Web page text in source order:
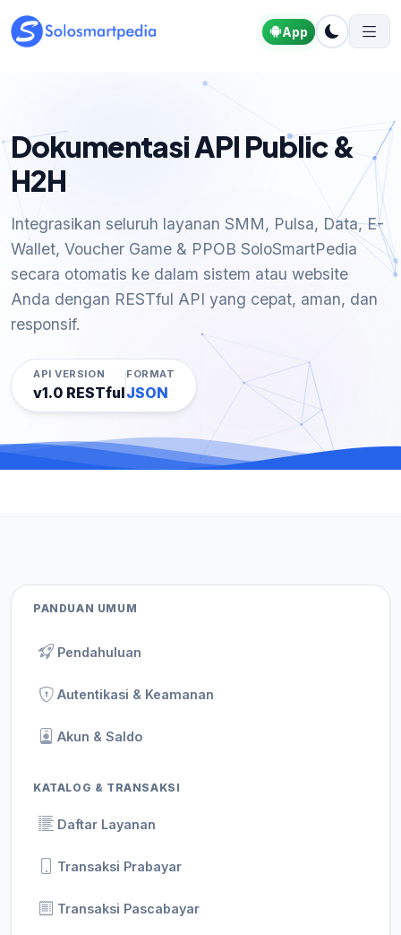
App
Dokumentasi API Public &
H2H
Integrasikan seluruh layanan SMM, Pulsa, Data, E-
Wallet, Voucher Game & PPOB SoloSmartPedia
secara otomatis ke dalam sistem atau website
Anda dengan RESTful API yang cepat, aman, dan
responsif.
API VERSION
v1.0 RESTful
FORMAT
JSON
PANDUAN UMUM
Pendahuluan
Autentikasi & Keamanan
Akun & Saldo
KATALOG & TRANSAKSI
Daftar Layanan
Transaksi Prabayar
Transaksi Pascabayar